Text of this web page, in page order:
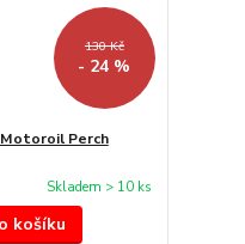
130 Kč
- 24 %
Perch
Skladem > 10 ks
košíku